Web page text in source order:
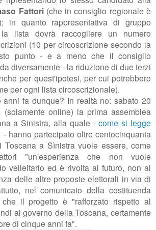
Fattori (che in consiglio regionale è
in quanto rappresentativa di gruppo
lista dovrà raccogliere un numero
(10 per circoscrizione secondo la
punto - e a meno che il consiglio
diversamente - la riduzione di due terzi
per quest'ipotesi, per cui potrebbero
per ogni lista circoscrizionale).
anni fa dunque? In realtà no: sabato 20
online) la prima assemblea
a Sinistra, alla quale -come si legge
- hanno partecipato oltre centocinquanta
Toscana a Sìnistra vuole essere, come
"un'esperienza che non vuole
velleitario ed è rivolta al futuro, non al
delle altre proposte elettorali in via di
nel comunicato della costituenda
il progetto è "rafforzato rispetto al
al governo della Toscana, certamente
di cinque anni fa".